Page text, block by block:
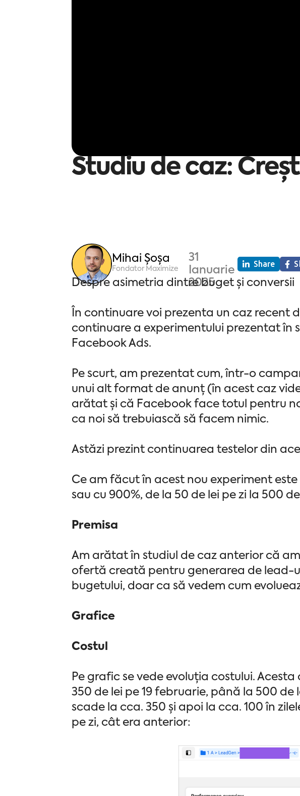
Studiu de caz:
Mihai Șoșa
Fondator Maximize
31
Ianuarie
2025
Share
Despre asimetria dintre buget și conversii
În continuare voi prezenta un caz recent
continuare a experimentului prezentat în
Facebook Ads.
Pe scurt, am prezentat cum, într-o
unui alt format de anunț (în acest caz
arătat și că Facebook face totul pentru
ca noi să trebuiască să facem nimic.
Astăzi prezint continuarea testelor din
Ce am făcut în acest nou experiment
sau cu 900%, de la 50 de lei pe zi la 500
Premisa
Am arătat în studiul de caz anterior că
ofertă creată pentru generarea de lead-
bugetului, doar ca să vedem cum
Grafice
Costul
Pe grafic se vede evoluția costului.
350 de lei pe 19 februarie, până la 500
scade la cca. 350 și apoi la cca. 100 în
pe zi, cât era anterior: